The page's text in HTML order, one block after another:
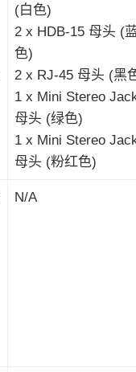
(白色)
2 x HDB-15 母头 (
色)
2 x RJ-45 母头 (黑
1 x Mini Stereo
母头 (绿色)
1 x Mini Stereo
母头 (粉红色)
N/A